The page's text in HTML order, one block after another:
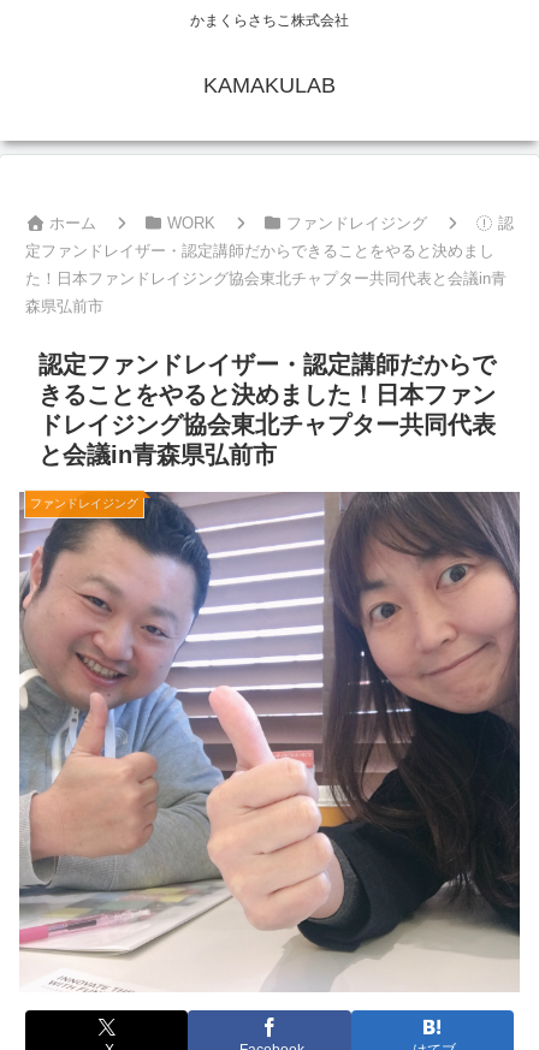
かまくらさちこ株式会社
KAMAKULAB
ホーム WORK ファンドレイジング
認
定ファンドレイザー・認定講師だからできることをやると決めまし
た！日本ファンドレイジング協会東北チャプター共同代表と会議in青
森県弘前市
認定ファンドレイザー・認定講師だからで
きることをやると決めました！日本ファン
ドレイジング協会東北チャプター共同代表
と会議in青森県弘前市
ファンドレイジング